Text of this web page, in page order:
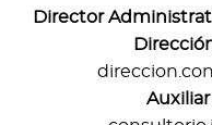
Director